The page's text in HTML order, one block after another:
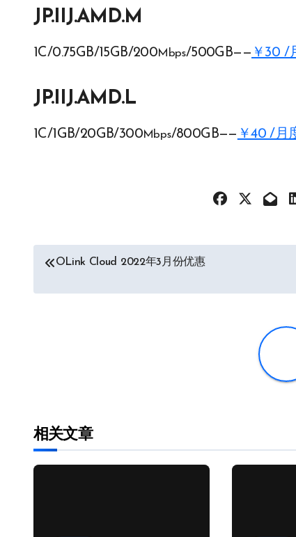
JP.IIJ.AMD.M
1C/0.75GB/15GB/200Mbps/500GB—— ￥30 /
JP.IIJ.AMD.L
1C/1GB/20GB/300Mbps/800GB—— ￥40 /月
文
章
OLink Cloud 2022年3月份优惠
相关文章